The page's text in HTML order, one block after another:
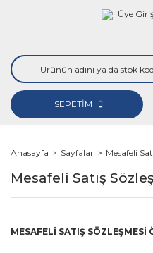
Üye
SEPETİM
Anasayfa Sayfalar Mesafeli
Mesafeli Satış
MESAFELİ SATIŞ SÖZLEŞMESİ